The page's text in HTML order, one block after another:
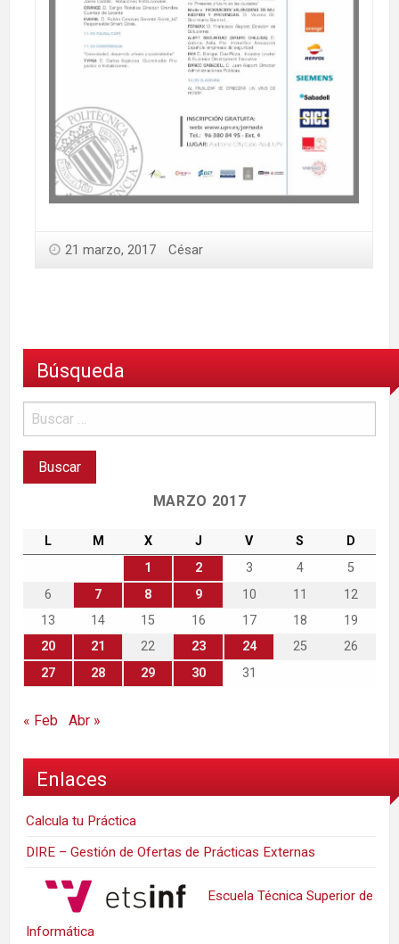
21 marzo, 2017 César
Búsqueda
MARZO 2017
L M X J V S
D
1
2 3 4
5
6
7 8 9 10 11
12
13
14 15 16 17 18
19
20
21 22 23 24 25
26
27
28 29 30 31
« Feb Abr »
Enlaces
Calcula tu Práctica
DIRE – Gestión de Ofertas de Prácticas Externas
Escuela Técnica Superior de
Informática